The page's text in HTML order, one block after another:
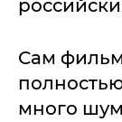
Сам
много